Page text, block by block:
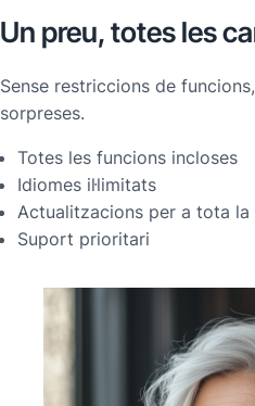
Un preu, totes les
Sense restriccions de
sorpreses.
Totes les funcions incloses
Idiomes il·limitats
Actualitzacions per a tota la
Suport prioritari